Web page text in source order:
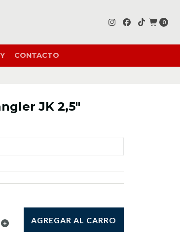
0
CONTACTO
JK 2,5"
AGREGAR AL CARRO